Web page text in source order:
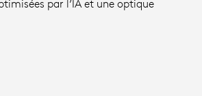
par l’IA et une optique